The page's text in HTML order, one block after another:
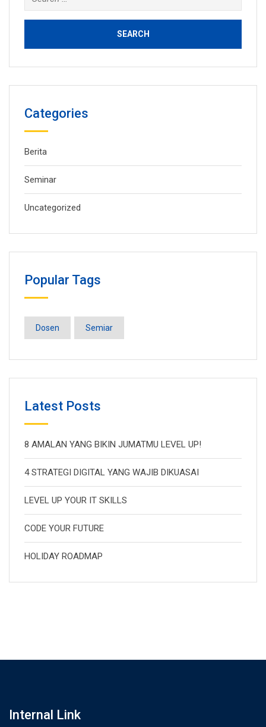
for:
Categories
Berita
Seminar
Uncategorized
Popular Tags
Dosen Semiar
Latest Posts
8 AMALAN YANG BIKIN JUMATMU LEVEL UP!
4 STRATEGI DIGITAL YANG WAJIB DIKUASAI
LEVEL UP YOUR IT SKILLS
CODE YOUR FUTURE
HOLIDAY ROADMAP
Internal Link